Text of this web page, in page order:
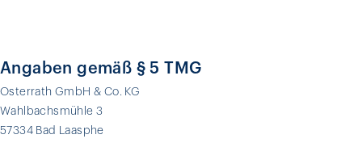
Angaben gemäß § 5 TMG
Osterrath GmbH & Co. KG
Wahlbachsmühle 3
57334 Bad Laasphe